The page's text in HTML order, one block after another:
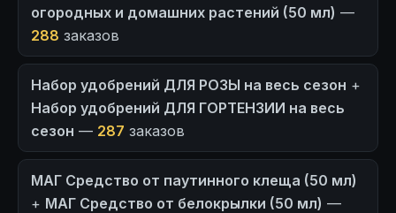
огородных и домашних растений (50 мл) —
288 заказов
Набор удобрений ДЛЯ РОЗЫ на весь сезон +
Набор удобрений ДЛЯ ГОРТЕНЗИИ на весь
сезон — 287 заказов
МАГ Средство от паутинного клеща (50 мл)
+ МАГ Средство от белокрылки (50 мл) —